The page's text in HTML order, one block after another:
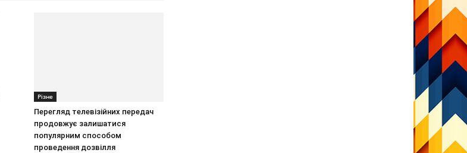
Різне
Перегляд телевізійних передач
продовжує залишатися
популярним способом
проведення дозвілля